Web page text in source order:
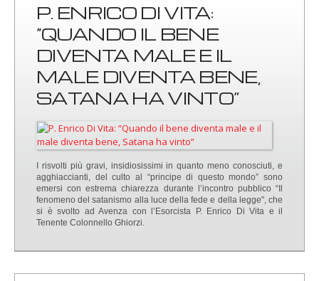
P. ENRICO DI VITA:
“QUANDO IL BENE
DIVENTA MALE E IL
MALE DIVENTA BENE,
SATANA HA VINTO”
I risvolti più gravi, insidiosissimi in quanto meno conosciuti, e
agghiaccianti, del culto al “principe di questo mondo” sono
emersi con estrema chiarezza durante l’incontro pubblico “Il
fenomeno del satanismo alla luce della fede e della legge", che
si è svolto ad Avenza con l’Esorcista P. Enrico Di Vita e il
Tenente Colonnello Ghiorzi.